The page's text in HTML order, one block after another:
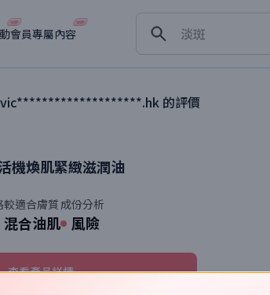
會員專屬內容
淡斑
vic********************.hk 的評價
機煥肌緊緻滋潤油
較適合膚質
混合油肌
成份分析
風險
查看產品詳情